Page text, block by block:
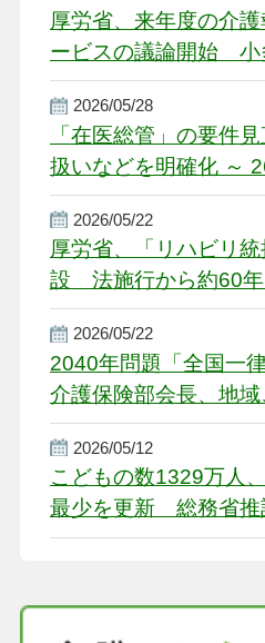
厚労省、来年度の介
ービスの議論開始 小
厳しい経営環境に危機
2026/05/28
「在医総管」の要件
扱いなどを明確化 ～
2026/05/22
厚労省、「リハビリ
設 法施行から約60
2026/05/22
2040年問題「全国一
介護保険部会長、地
盤整備を促す
2026/05/12
こどもの数1329万人
最少を更新 総務省推